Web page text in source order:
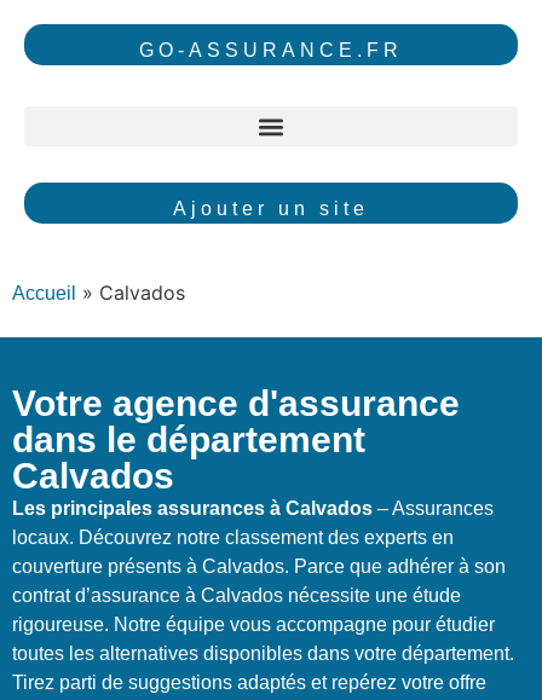
GO-ASSURANCE.FR
Ajouter un site
Accueil » Calvados
Votre agence d'assurance
dans le département
Calvados
Les principales assurances à Calvados – Assurances
locaux. Découvrez notre classement des experts en
couverture présents à Calvados. Parce que adhérer à son
contrat d’assurance à Calvados nécessite une étude
rigoureuse. Notre équipe vous accompagne pour étudier
toutes les alternatives disponibles dans votre département.
Tirez parti de suggestions adaptés et repérez votre offre